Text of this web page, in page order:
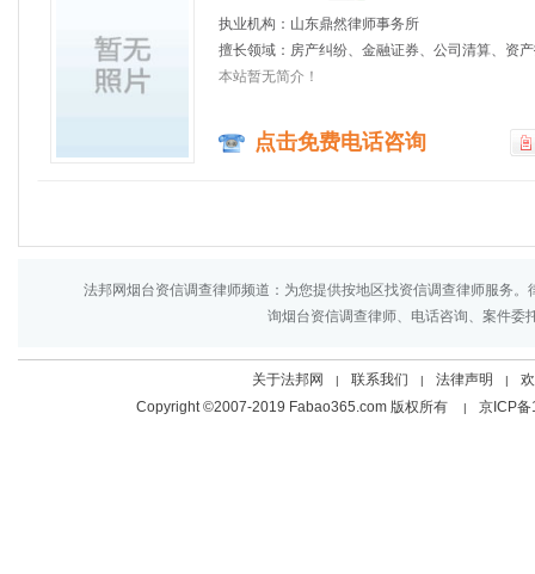
执业机构：山东鼎然律师事务所
擅长领域：房产纠纷、金融证券、公司清算、资
本站暂无简介！
点击免费电话咨询
法邦网烟台资信调查律师频道：为您提供按地区找资信调查律师服务
询烟台资信调查律师、电话咨询、案件
关于法邦网 | 联系我们 | 法律声明 |
Copyright ©2007-2019 Fabao365.com 版权所有
| 京ICP